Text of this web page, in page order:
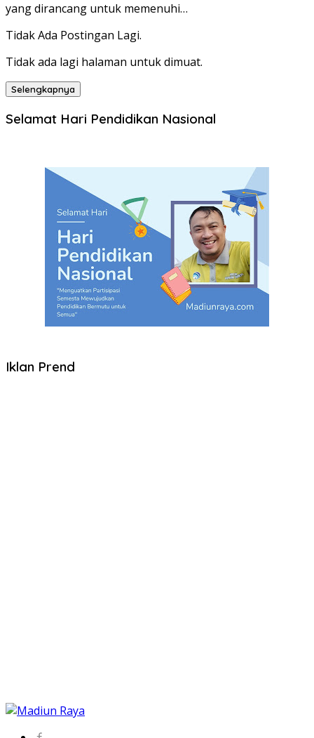
yang dirancang untuk memenuhi…
Tidak Ada Postingan Lagi.
Tidak ada lagi halaman untuk dimuat.
Selengkapnya
Selamat Hari Pendidikan Nasional
Iklan Prend